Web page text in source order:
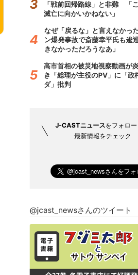
「戦前回帰路線」と非難 「
滅亡に向かいかねない」
なぜ「戻るな」と言えなかっ
ン爆発事故で斎藤幸平氏も逡
きなかっただろうなあ」
高市首相の被災地視察動画
き「総理が主役のPV」に「政
ダ」批判
J-CASTニュースをフォロ
最新情報をチェック
@jcast_newsさんのツイート